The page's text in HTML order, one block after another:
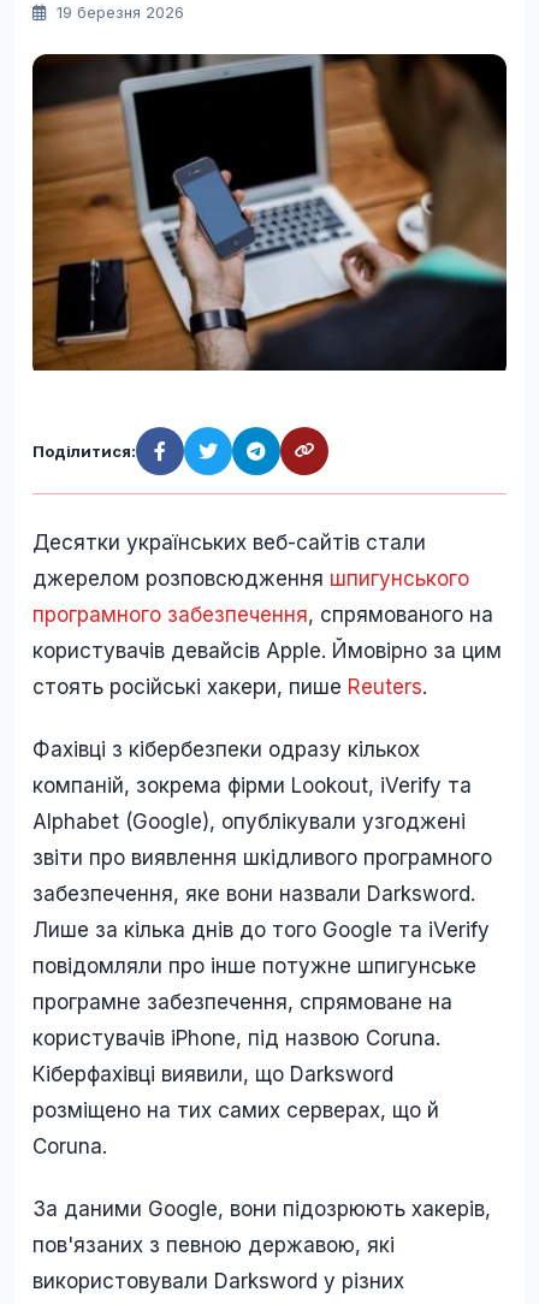
19 березня 2026
Поділитися:
Десятки українських веб-сайтів стали
джерелом розповсюдження шпигунського
програмного забезпечення, спрямованого на
користувачів девайсів Apple. Ймовірно за цим
стоять російські хакери, пише Reuters.
Фахівці з кібербезпеки одразу кількох
компаній, зокрема фірми Lookout, iVerify та
Alphabet (Google), опублікували узгоджені
звіти про виявлення шкідливого програмного
забезпечення, яке вони назвали Darksword.
Лише за кілька днів до того Google та iVerify
повідомляли про інше потужне шпигунське
програмне забезпечення, спрямоване на
користувачів iPhone, під назвою Coruna.
Кіберфахівці виявили, що Darksword
розміщено на тих самих серверах, що й
Coruna.
За даними Google, вони підозрюють хакерів,
пов'язаних з певною державою, які
використовували Darksword у різних